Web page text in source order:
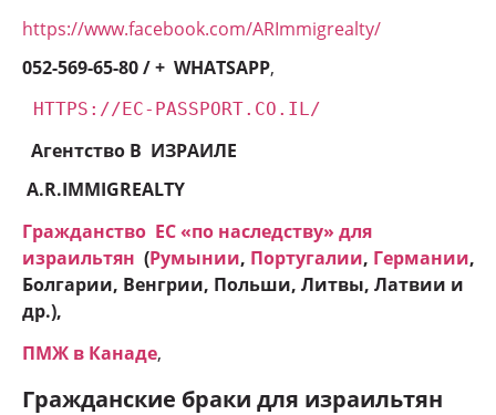
https://www.facebook.com/ARImmigrealty/
052-569-65-80 / + WHATSAPP,
HTTPS://EC-PASSPORT.CO.IL/
Агентство В ИЗРАИЛЕ
A.R.IMMIGREALTY
Гражданство ЕC «по наследству» для
израильтян (Румынии, Португалии, Германии,
Болгарии, Венгрии, Польши, Литвы, Латвии и
др.),
ПМЖ в Канаде,
Гражданские браки для израильтян